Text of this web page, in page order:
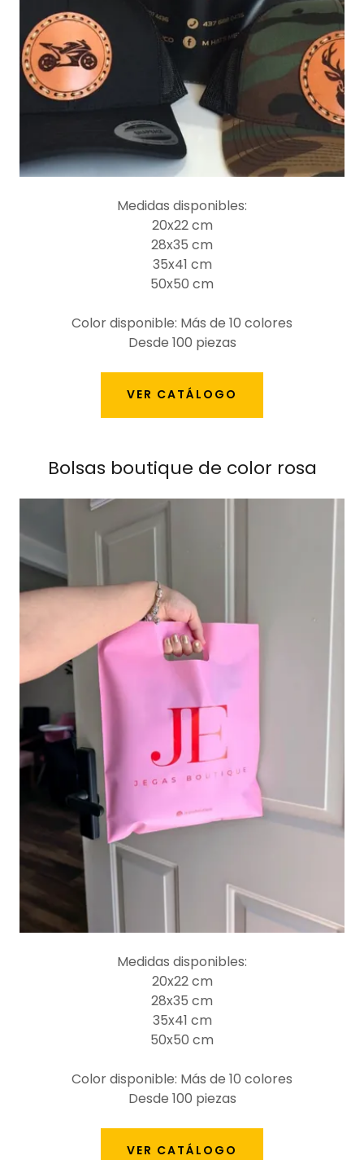
Medidas disponibles:
20x22 cm
28x35 cm
35x41 cm
50x50 cm
Color disponible: Más de 10 colores
Desde 100 piezas
VER CATÁLOGO
Bolsas boutique de color rosa
Medidas disponibles:
20x22 cm
28x35 cm
35x41 cm
50x50 cm
Color disponible: Más de 10 colores
Desde 100 piezas
VER CATÁLOGO